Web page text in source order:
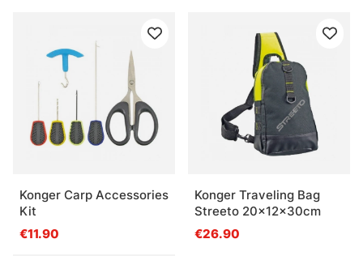
Konger Carp Accessories
Kit
€11.90
Konger Traveling Bag
Streeto 20x12x30cm
€26.90